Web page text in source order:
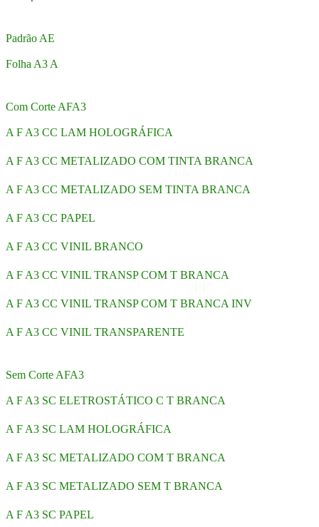
Padrão AE
Folha A3 A
Com Corte AFA3
A F A3 CC LAM HOLOGRÁFICA
A F A3 CC METALIZADO COM TINTA BRANCA
A F A3 CC METALIZADO SEM TINTA BRANCA
A F A3 CC PAPEL
A F A3 CC VINIL BRANCO
A F A3 CC VINIL TRANSP COM T BRANCA
A F A3 CC VINIL TRANSP COM T BRANCA INV
A F A3 CC VINIL TRANSPARENTE
Sem Corte AFA3
A F A3 SC ELETROSTÁTICO C T BRANCA
A F A3 SC LAM HOLOGRÁFICA
A F A3 SC METALIZADO COM T BRANCA
A F A3 SC METALIZADO SEM T BRANCA
A F A3 SC PAPEL